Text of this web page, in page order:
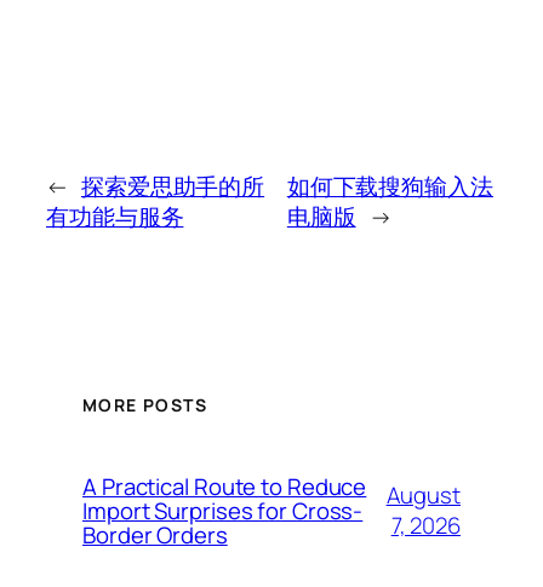
← 探索爱思助手的所
有功能与服务
如何下载搜狗输入法
电脑版 →
MORE POSTS
A Practical Route to Reduce
Import Surprises for Cross-
Border Orders
August
7, 2026